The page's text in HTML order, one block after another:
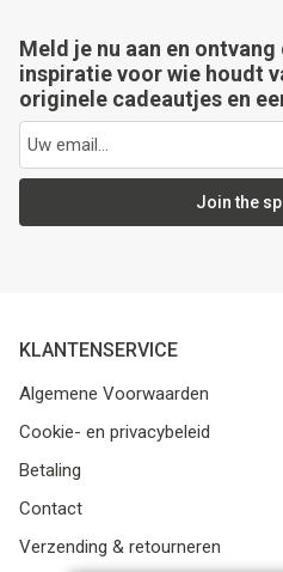
Meld je nu aan en
inspiratie voor wie houdt
originele cadeautjes en
Join the
KLANTENSERVICE
Algemene Voorwaarden
Cookie- en privacybeleid
Betaling
Contact
Verzending & retourneren